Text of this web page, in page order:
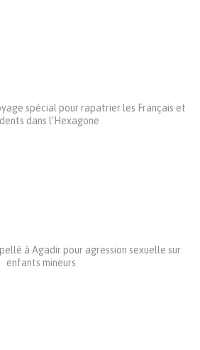
spécial pour rapatrier les Français et
dans l’Hexagone
à Agadir pour agression sexuelle sur
enfants mineurs